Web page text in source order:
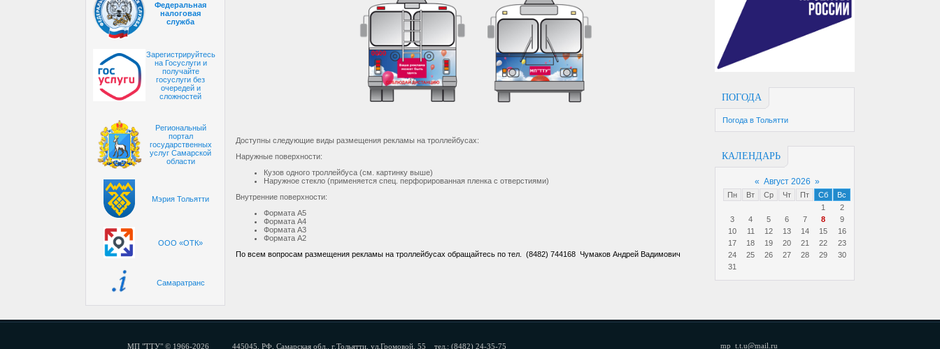
Федеральная
налоговая
служба
Зарегистрируйтесь
на Госуслуги и
получайте
госуслуги без
очередей и
сложностей
Региональный
портал
государственных
услуг Самарской
области
Мэрия Тольятти
ООО «ОТК»
Самаратранс
ПОГОДА
Погода в Тольятти
КАЛЕНДАРЬ
« Август 2026 »
Пн Вт Ср Чт Пт Сб
Вс
1
2
3
4 5 6 7 8
9
10
11 12 13 14 15
16
17
18 19 20 21 22
23
24
25 26 27 28 29
30
31
Доступны следующие виды размещения рекламы на троллейбусах:
Наружные поверхности:
Кузов одного троллейбуса (см. картинку выше)
Наружное стекло (применяется спец. перфорированная пленка с отверстиями)
Внутренние поверхности:
Формата А5
Формата А4
Формата А3
Формата А2
По всем вопросам размещения рекламы на троллейбусах обращайтесь по тел. (8482) 744168 Чумаков Андрей Вадимович
МП "ТТУ" © 1966-2026 445045, РФ, Самарская обл., г.Тольятти, ул.Громовой, 55 тел.: (8482) 24-35-75 mp_t.t.u@mail.ru